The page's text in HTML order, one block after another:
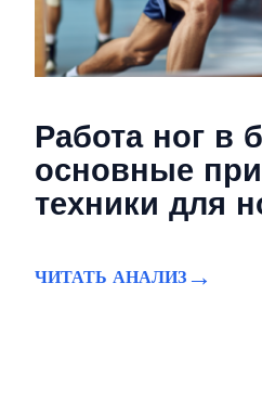
Работа ног в
основные
техники для
ЧИТАТЬ АНАЛИЗ